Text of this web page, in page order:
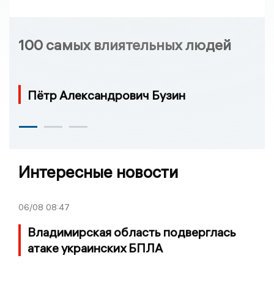
100 самых влиятельных людей
Пётр Александрович Бузин
Интересные новости
06/08 08:47
Владимирская область подверглась
атаке украинских БПЛА